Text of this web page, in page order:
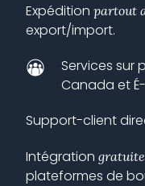
Expédition partout
export/import.
Services sur
Canada et
Support-client
Intégration
plateformes de